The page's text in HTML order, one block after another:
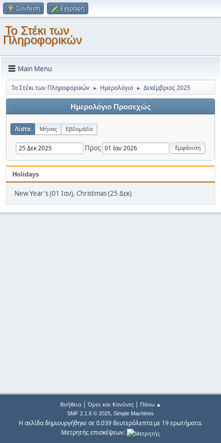
Σύνδεση Εγγραφή
Το Στέκι των
Πληροφορικών
Main Menu
Το Στέκι των Πληροφορικών ► Ημερολόγιο ► Δεκέμβριος 2025
Ημερολόγιο Προσεχώς
Λίστα Μήνας Εβδομάδα
Προς
Holidays
New Year's (01 Ιαν), Christmas (25 Δεκ)
Βοήθεια| Όροι και Κανόνες| Πάνω ▲
SMF 2.1.6 © 2025, Simple Machines
Η σελίδα δημιουργήθηκε σε 0.039 δευτερόλεπτα με 19 ερωτήματα.
Μετρητής επισκέψεων: